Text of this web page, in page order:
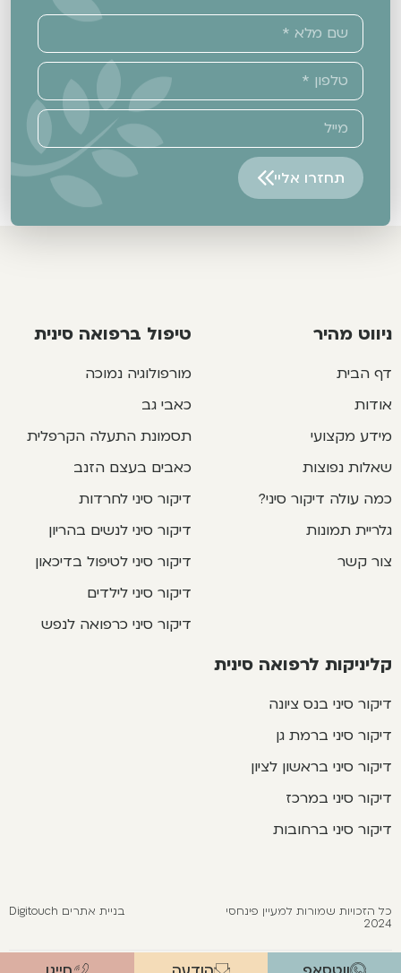
תחזרו אליי
ניווט מהיר
דף הבית
אודות
מידע מקצועי
שאלות נפוצות
כמה עולה דיקור סיני?
גלריית תמונות
צור קשר
טיפול ברפואה סינית
מורפולוגיה נמוכה
כאבי גב
תסמונת התעלה הקרפלית
כאבים בעצם הזנב
דיקור סיני לחרדות
דיקור סיני לנשים בהריון
דיקור סיני לטיפול בדיכאון
דיקור סיני לילדים
דיקור סיני כרפואה לנפש
קליניקות לרפואה סינית
דיקור סיני בנס ציונה
דיקור סיני ברמת גן
דיקור סיני בראשון לציון
דיקור סיני במרכז
דיקור סיני ברחובות
כל הזכויות שמורות למעיין פינחסי
2024
בניית אתרים Digitouch